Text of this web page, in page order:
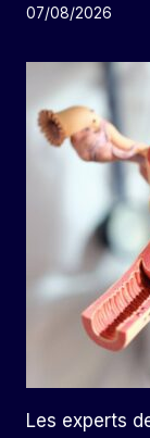
07/08/2026
Les experts